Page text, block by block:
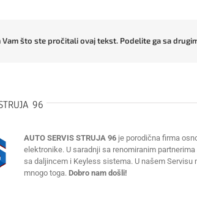
Vam što ste pročitali ovaj tekst. Podelite ga sa
96
AUTO SERVIS STRUJA 96 je porodična firma
elektronike. U saradnji sa renomiranim
sa daljincem i Keyless sistema. U našem
mnogo toga.Dobro nam došli!